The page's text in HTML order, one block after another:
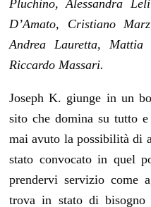
Pluchino, Alessandra
D’Amato, Cristiano
Andrea Lauretta, Mattia
Riccardo Massari.
Joseph K. giunge in un
sito che domina su tutto e
mai avuto la possibilità di
stato convocato in quel
prendervi servizio come
trova in stato di